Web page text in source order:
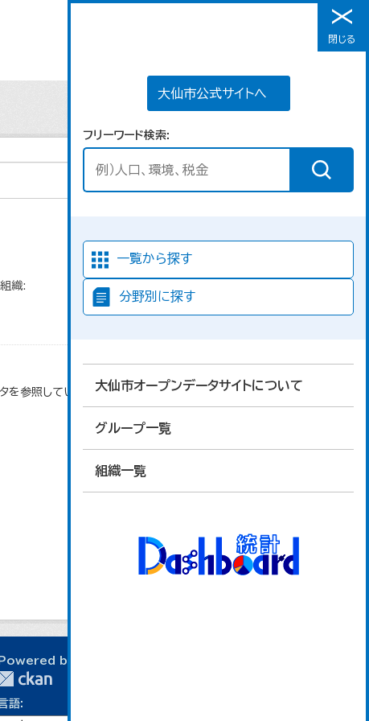
メニュー
大仙市公式サイトへ
フリーワード検索
一覧から探す
分野別に探す
大仙市オープンデータサイトについて
グループ一覧
組織一覧
閉じる
組織:
を参照しています。
Powered by
語